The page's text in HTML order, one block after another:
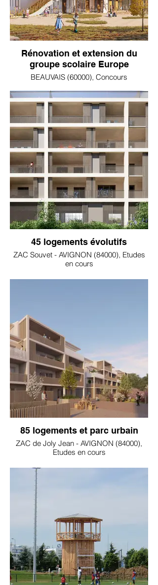
Rénovation et extension du
groupe scolaire Europe
BEAUVAIS (60000), Concours
45 logements évolutifs
ZAC Souvet - AVIGNON (84000), Etudes
en cours
85 logements et parc urbain
ZAC de Joly Jean - AVIGNON (84000),
Etudes en cours